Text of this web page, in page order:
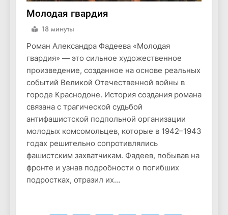
Молодая гвардия
18 минуты
Роман Александра Фадеева «Молодая
гвардия» — это сильное художественное
произведение, созданное на основе реальных
событий Великой Отечественной войны в
городе Краснодоне. История создания романа
связана с трагической судьбой
антифашистской подпольной организации
молодых комсомольцев, которые в 1942–1943
годах решительно сопротивлялись
фашистским захватчикам. Фадеев, побывав на
фронте и узнав подробности о погибших
подростках, отразил их…